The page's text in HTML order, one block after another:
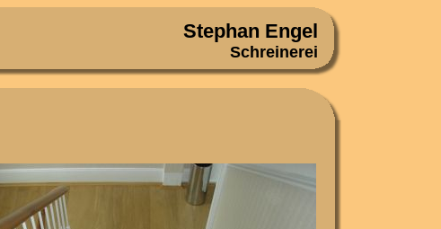
Stephan Engel
Schreinerei